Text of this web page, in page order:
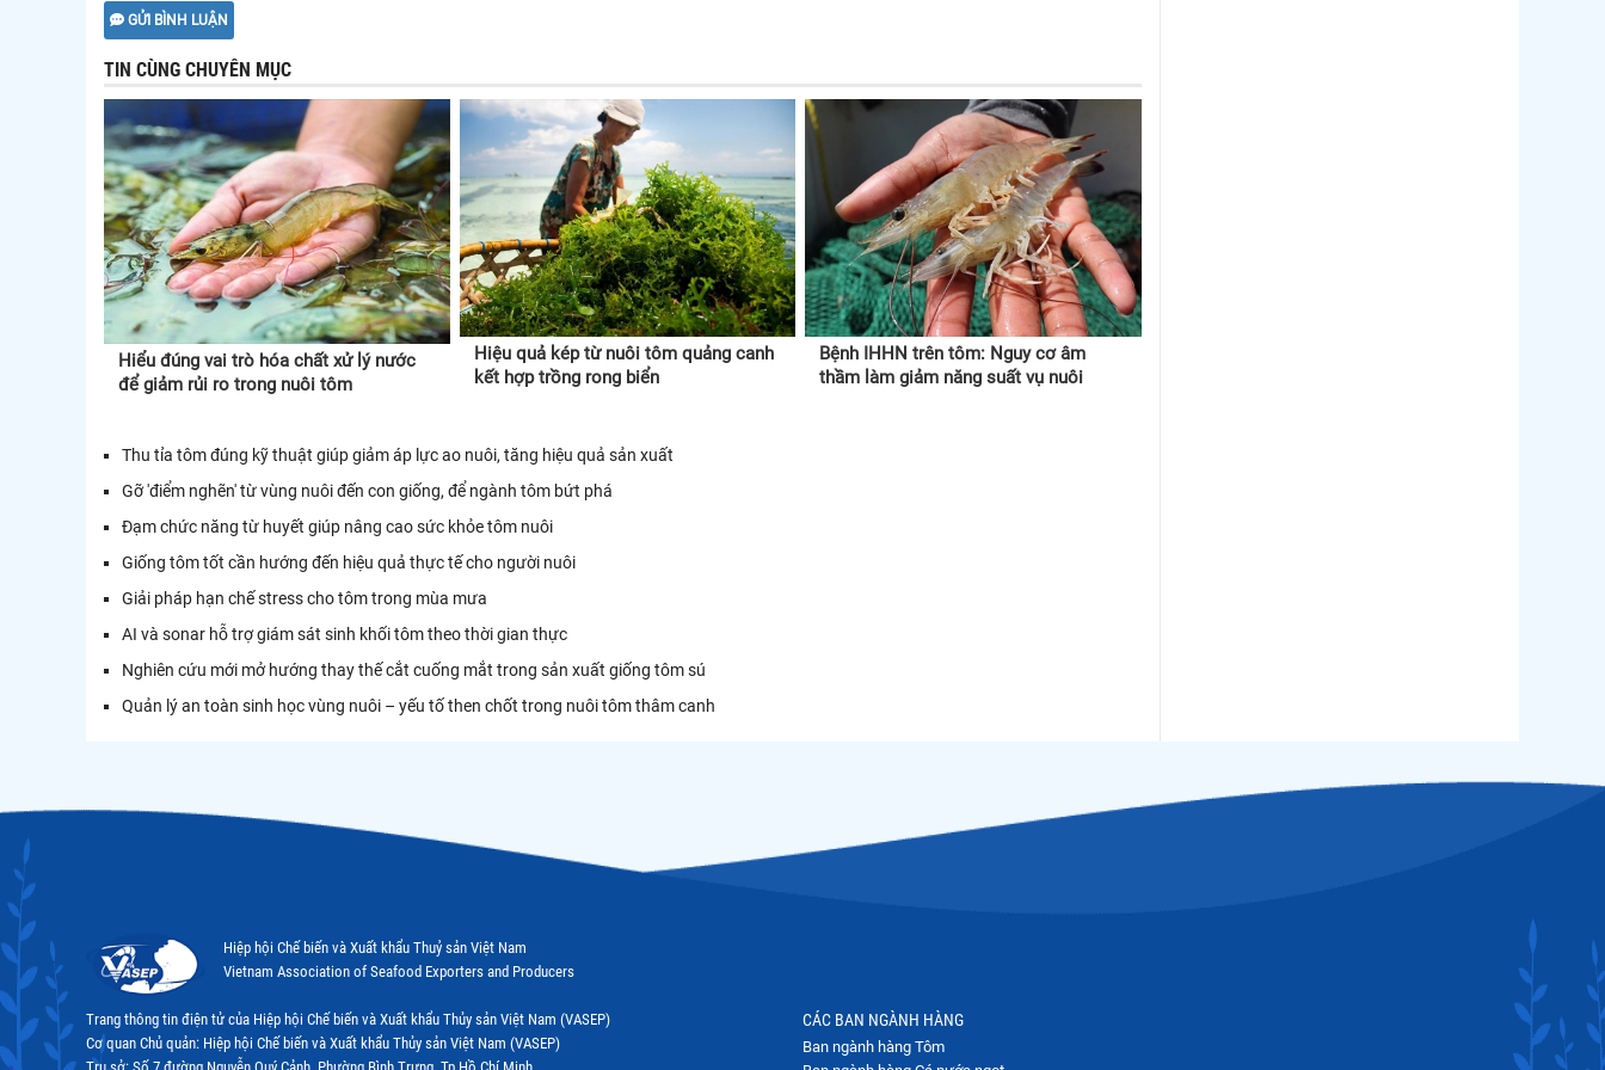
GỬI BÌNH LUẬN
TIN CÙNG CHUYÊN MỤC
Hiểu đúng vai trò hóa chất xử lý nước
để giảm rủi ro trong nuôi tôm
Hiệu quả kép từ nuôi tôm quảng canh
kết hợp trồng rong biển
Bệnh IHHN trên tôm: Nguy cơ âm
thầm làm giảm năng suất vụ nuôi
Thu tỉa tôm đúng kỹ thuật giúp giảm áp lực ao nuôi, tăng hiệu quả sản xuất
Gỡ 'điểm nghẽn' từ vùng nuôi đến con giống, để ngành tôm bứt phá
Đạm chức năng từ huyết giúp nâng cao sức khỏe tôm nuôi
Giống tôm tốt cần hướng đến hiệu quả thực tế cho người nuôi
Giải pháp hạn chế stress cho tôm trong mùa mưa
AI và sonar hỗ trợ giám sát sinh khối tôm theo thời gian thực
Nghiên cứu mới mở hướng thay thế cắt cuống mắt trong sản xuất giống tôm sú
Quản lý an toàn sinh học vùng nuôi – yếu tố then chốt trong nuôi tôm thâm canh
Hiệp hội Chế biến và Xuất khẩu Thuỷ sản Việt Nam
Vietnam Association of Seafood Exporters and Producers
Trang thông tin điện tử của Hiệp hội Chế biến và Xuất khẩu Thủy sản Việt Nam (VASEP)
Cơ quan Chủ quản: Hiệp hội Chế biến và Xuất khẩu Thủy sản Việt Nam (VASEP)
CÁC BAN NGÀNH HÀNG
Ban ngành hàng Tôm